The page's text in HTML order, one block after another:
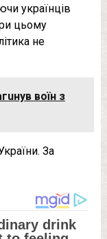
українців
цьому
не
воїн з
За